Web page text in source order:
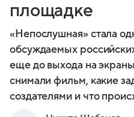
площадке
«Непослушная» стала
обсуждаемых
еще до выхода на
снимали фильм, какие
создателями и что